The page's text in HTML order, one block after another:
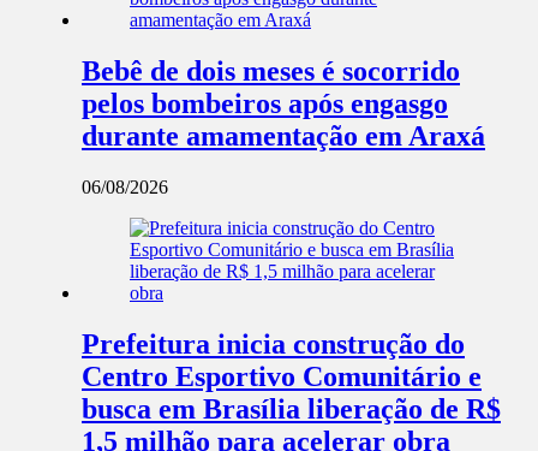
Bebê de dois meses é socorrido
pelos bombeiros após engasgo
durante amamentação em Araxá
06/08/2026
Prefeitura inicia construção do
Centro Esportivo Comunitário e
busca em Brasília liberação de R$
1,5 milhão para acelerar obra